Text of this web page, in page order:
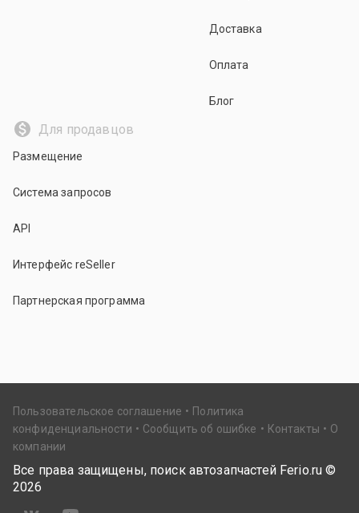
Доставка
Оплата
Блог
Для продавцов
Размещение
Система запросов
API
Интерфейс reSeller
Партнерская программа
Пользовательское соглашение
Политика
конфиденциальности
Сообщить об ошибке Контакты
О
компании
Все права защищены, поиск автозапчастей Ferio.ru ©
2026